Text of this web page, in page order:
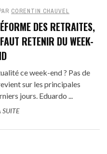
CORENTIN CHAUVEL
DES RETRAITES,
RETENIR DU WEEK-
ce week-end ? Pas de
sur les principales
jours. Eduardo ...
SUITE